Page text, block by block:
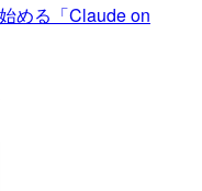
める「Claude on